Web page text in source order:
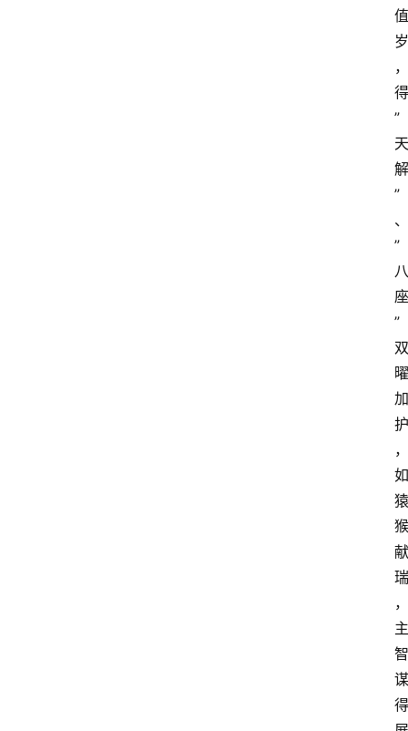
值
岁
，
得
”
天
解
”
、
”
八
座
”
双
曜
加
护
，
如
猿
猴
献
瑞
，
主
智
谋
得